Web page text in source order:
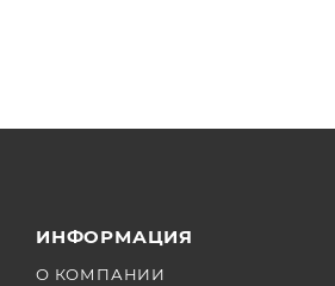
ИНФОРМАЦИЯ
О КОМПАНИИ